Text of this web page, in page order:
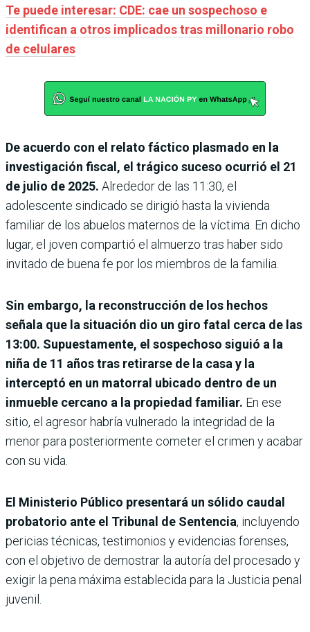
Te puede interesar: CDE: cae un sospechoso e
identifican a otros implicados tras millonario robo
de celulares
De acuerdo con el relato fáctico plasmado en la
investigación fiscal, el trágico suceso ocurrió el 21
de julio de 2025. Alrededor de las 11:30, el
adolescente sindicado se dirigió hasta la vivienda
familiar de los abuelos maternos de la víctima. En dicho
lugar, el joven compartió el almuerzo tras haber sido
invitado de buena fe por los miembros de la familia.
Sin embargo, la reconstrucción de los hechos
señala que la situación dio un giro fatal cerca de las
13:00. Supuestamente, el sospechoso siguió a la
niña de 11 años tras retirarse de la casa y la
interceptó en un matorral ubicado dentro de un
inmueble cercano a la propiedad familiar. En ese
sitio, el agresor habría vulnerado la integridad de la
menor para posteriormente cometer el crimen y acabar
con su vida.
El Ministerio Público presentará un sólido caudal
probatorio ante el Tribunal de Sentencia, incluyendo
pericias técnicas, testimonios y evidencias forenses,
con el objetivo de demostrar la autoría del procesado y
exigir la pena máxima establecida para la Justicia penal
juvenil.